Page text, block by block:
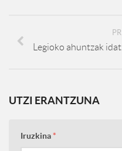
Legioko ahuntzak
UTZI ERANTZUNA
Iruzkina*